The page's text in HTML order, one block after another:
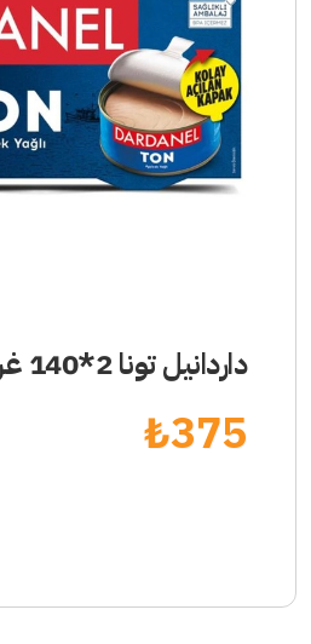
داردانيل تونا 2*140 غرام
375
₺